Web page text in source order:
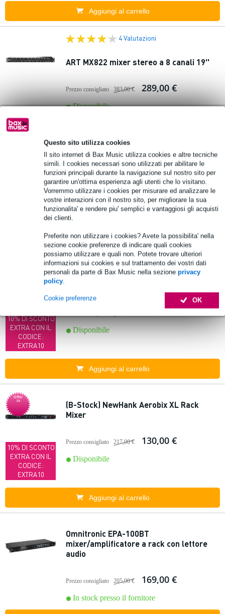
Questo sito utilizza cookies
Il sito internet di Bax Music utilizza cookies e altre tecniche
simili. I cookies necessari sono utilizzati per abilitare le
funzioni principali durante la navigazione sul nostro sito per
garantire un'ottima esperienza agli utenti che lo visitano.
Vorremmo utilizzare i cookies per misurare ed analizzare le
vostre interazioni con il nostro sito, per migliorare la sua
funzionalita' e rendere piu' semplici e vantaggiosi gli acquisti
dei clienti.
Preferite non utilizzare i cookies? Avete la possibilita' nella
sezione cookie preferenze di indicare quali cookies
possiamo utilizzare e quali non. Potete trovare ulteriori
informazioni sui cookies e sul trattamento dei vostri dati
personali da parte di Bax Music nella sezione privacy
policy.
OK
Cookie preferenze
Aggiungi al carrello
4 Valutazioni
ART MX822 mixer stereo a 8 canali 19''
Prezzo consigliato 383,00 € 289,00 €
Disponibile
Tascam MZ-372 Miscelatore per
installazione a 2 zone 3U
Prezzo consigliato 625,00 € 569,00 €
Aggiungi al carrello
10% DI SCONTO
EXTRA CON IL
CODICE:
EXTRA10
(B-Stock) Omnitronic EPA-100BT
134,00 €
Disponibile
Aggiungi al carrello
Offer
ta
10% DI SCONTO
EXTRA CON IL
CODICE:
EXTRA10
(B-Stock) NewHank Aerobix XL Rack
Mixer
Prezzo consigliato 217,00 € 130,00 €
Disponibile
Aggiungi al carrello
Omnitronic EPA-100BT
mixer/amplificatore a rack con lettore
audio
Prezzo consigliato 205,00 € 169,00 €
In stock presso il fornitore